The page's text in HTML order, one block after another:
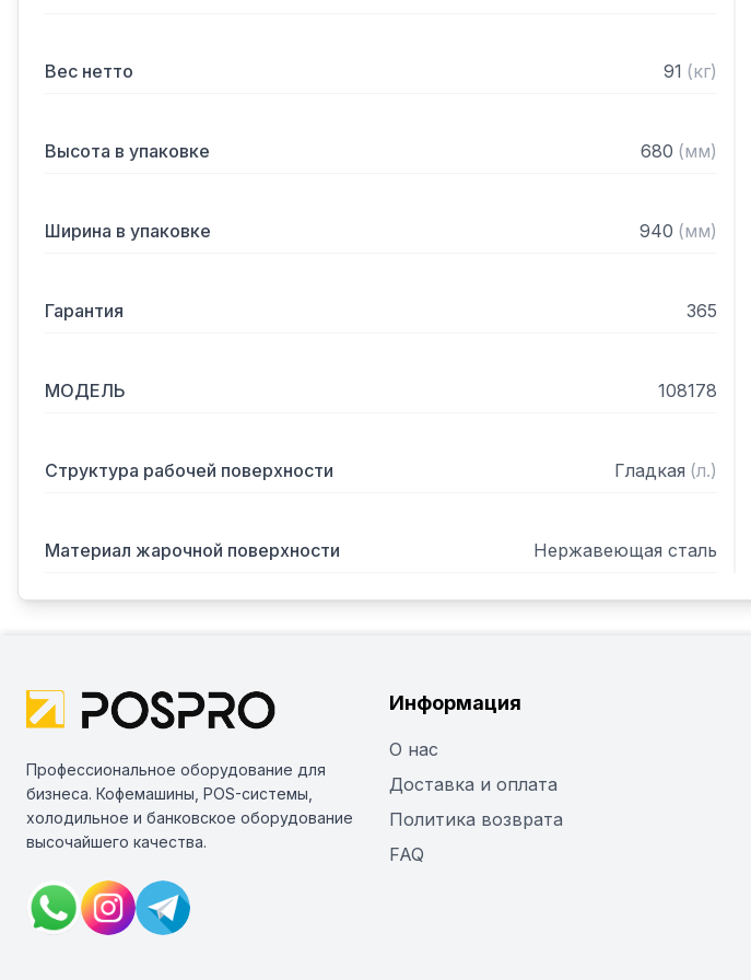
Вес нетто 91 (кг)
Высота в упаковке 680 (мм)
Ширина в упаковке 940 (мм)
Гарантия 365
МОДЕЛЬ 108178
Структура рабочей поверхности Гладкая (л.)
Материал жарочной поверхности Нержавеющая сталь
Профессиональное оборудование для
бизнеса. Кофемашины, POS-системы,
холодильное и банковское оборудование
высочайшего качества.
Информация
О нас
Доставка и оплата
Политика возврата
FAQ